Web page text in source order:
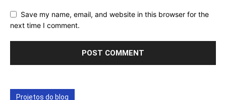
Save my name, email, and website in this browser for the
next time I comment.
Projetos do blog